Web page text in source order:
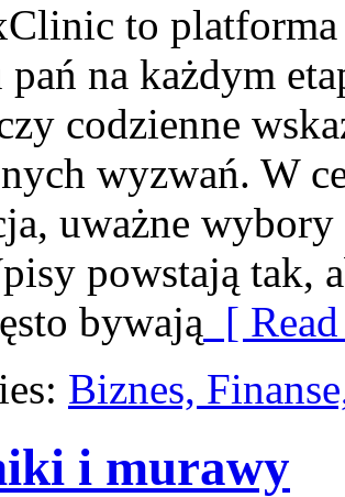
to platforma
na każdym
codzienne
wyzwań. W
uważne wybory
powstają tak,
bywają [
Biznes,
i murawy